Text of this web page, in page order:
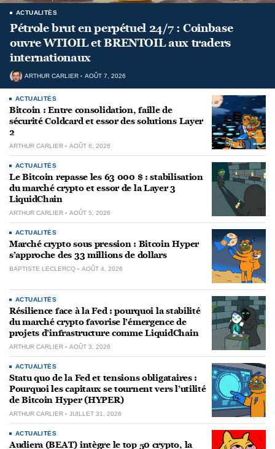
ACTUALITÉS
Pétrole brut en perpétuel 24/7 : Coinbase
ouvre WTIOIL et BRENTOIL aux traders
internationaux
ARTHUR CARLIER AOÛT 7, 2026
ACTUALITÉS
Bitcoin : Entre consolidation, faille de
sécurité Coldcard et essor des solutions Layer
2
ARTHUR CARLIER AOÛT 6, 2026
ACTUALITÉS
Le Bitcoin repasse les 63 000 $ : stabilisation
du marché crypto et essor de la Layer 3
LiquidChain
ARTHUR CARLIER AOÛT 5, 2026
ACTUALITÉS
Marché crypto sous pression : Bitcoin Hyper
s’approche des 33 millions de dollars
BAPTISTE LECLERCQ AOÛT 4, 2026
ACTUALITÉS
Résilience face à la Fed : pourquoi la stabilité
du marché crypto favorise l’émergence de
projets d’infrastructure comme LiquidChain
ARTHUR CARLIER AOÛT 3, 2026
ACTUALITÉS
Statu quo de la Fed et tensions obligataires :
Pourquoi les capitaux se tournent vers l’utilité
de Bitcoin Hyper (HYPER)
ARTHUR CARLIER JUILLET 31, 2026
ACTUALITÉS
Audiera (BEAT) intègre le top 50 crypto, la